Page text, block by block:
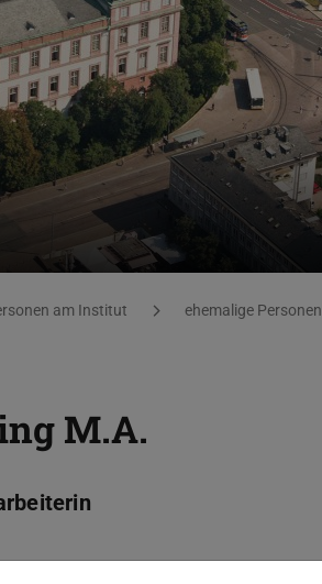
am Institut ehemalige Personen
M.A.